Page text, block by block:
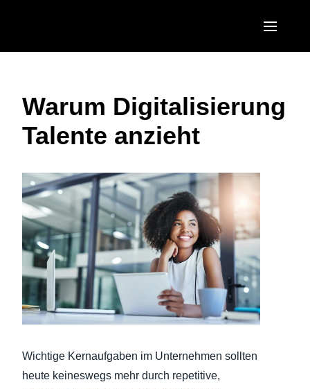
United States (English)
Canada (English)
México (Español)
Brasil (Português)
EUROPE
United Kingdom (English)
Deutschland (Deutsch)
Italia (Italiano)
Nederlands (English)
Sweden (English)
Denmark (English)
ASIA PACIFIC
Australia (English)
India (English)
日本（日本語)
Singapore (English)
Warum Digitalisierung
Talente anzieht
Wichtige Kernaufgaben im Unternehmen sollten
heute keineswegs mehr durch repetitive,